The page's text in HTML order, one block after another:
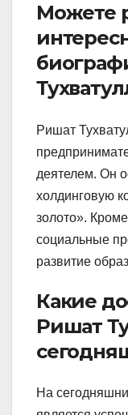
Можете
Ришат
деятелем. Он
холдинговую
золото».
социальные
развитие
Какие
Ришат
На